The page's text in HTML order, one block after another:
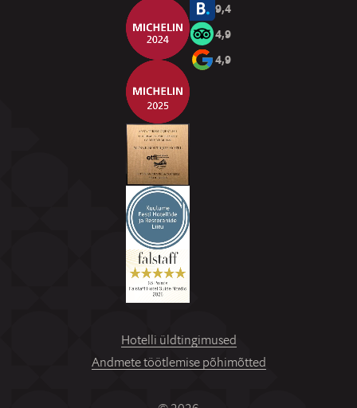
9,4
4,9
4,9
Hotelli üldtingimused
Andmete töötlemise põhimõtted